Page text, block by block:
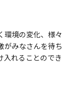
環境の変化、様々
がみなさんを待ち
入れることのでき